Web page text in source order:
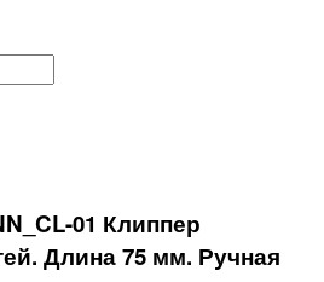
01 Клиппер
Длина 75 мм. Ручная